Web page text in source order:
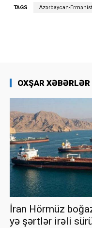
TAGS Azərbaycan-
OXŞAR XƏBƏRLƏR
İran Hörmüz
yə şərtlər irəli